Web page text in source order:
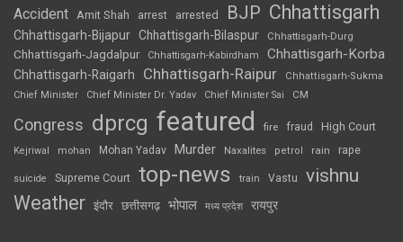
Accident Amit Shah arrest arrested BJP Chhattisgarh
Chhattisgarh-Bijapur Chhattisgarh-Bilaspur Chhattisgarh-Durg
Chhattisgarh-Jagdalpur Chhattisgarh-Kabirdham Chhattisgarh-Korba
Chhattisgarh-Raigarh Chhattisgarh-Raipur
Chhattisgarh-Sukma
Chief Minister
Chief Minister Dr. Yadav Chief Minister Sai CM
Congress dprcg featured fire fraud High Court
Kejriwal mohan Mohan Yadav Murder Naxalites petrol rain rape
suicide Supreme Court top-news train Vastu vishnu
Weather इंदौर छत्तीसगढ़ भोपाल मध्य प्रदेश रायपुर